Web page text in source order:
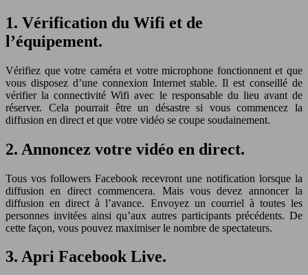
1. Vérification du Wifi et de
l’équipement.
Vérifiez que votre caméra et votre microphone fonctionnent et que
vous disposez d’une connexion Internet stable. Il est conseillé de
vérifier la connectivité Wifi avec le responsable du lieu avant de
réserver. Cela pourrait être un désastre si vous commencez la
diffusion en direct et que votre vidéo se coupe soudainement.
2. Annoncez votre vidéo en direct.
Tous vos followers Facebook recevront une notification lorsque la
diffusion en direct commencera. Mais vous devez annoncer la
diffusion en direct à l’avance. Envoyez un courriel à toutes les
personnes invitées ainsi qu’aux autres participants précédents. De
cette façon, vous pouvez maximiser le nombre de spectateurs.
3. Apri Facebook Live.